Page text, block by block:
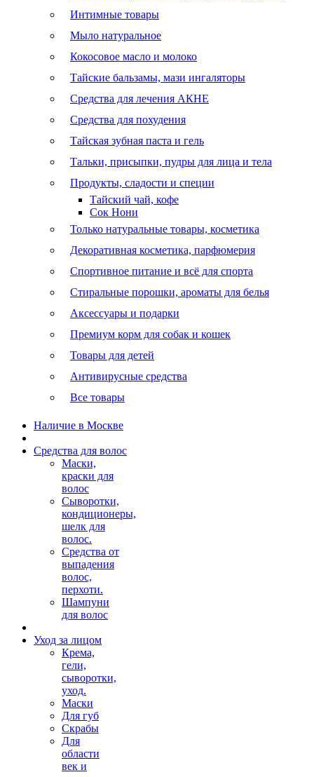
Интимные товары
Мыло натуральное
Кокосовое масло и молоко
Тайские бальзамы, мази ингаляторы
Средства для лечения АКНЕ
Средства для похудения
Тайская зубная паста и гель
Тальки, присыпки, пудры для лица и тела
Продукты, сладости и специи
Тайский чай, кофе
Сок Нони
Только натуральные товары, косметика
Декоративная косметика, парфюмерия
Спортивное питание и всё для спорта
Стиральные порошки, ароматы для белья
Аксессуары и подарки
Премиум корм для собак и кошек
Товары для детей
Антивирусные средства
Все товары
Наличие в Москве
Средства для волос
Маски,
краски для
волос
Сыворотки,
кондиционеры,
шелк для
волос.
Средства от
выпадения
волос,
перхоти.
Шампуни
для волос
Уход за лицом
Крема,
гели,
сыворотки,
уход.
Маски
Для губ
Скрабы
Для
области
век и